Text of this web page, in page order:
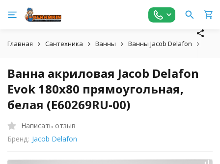
Главная Сантехника Ванны Ванны Jacob Delafon
Ванна акриловая Jacob Delafon
Evok 180x80 прямоугольная,
белая (E60269RU-00)
Написать отзыв
Бренд: Jacob Delafon